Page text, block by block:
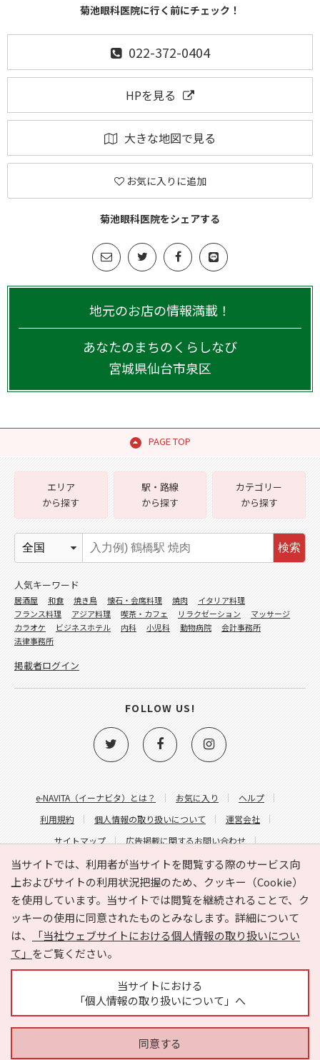
菊池眼科医院に行く前にチェック！
022-372-0404
HPを見る
大きな地図で見る
お気に入りに追加
菊池眼科医院をシェアする
地元のお店の情報満載！
あなたのまちのくらしなび
宮城県仙台市泉区
PAGE TOP
当サイトでは、利用者が当サイトを閲覧する際のサービス向
上およびサイトの利用状況把握のため、クッキー（Cookie）
を使用しています。当サイトでは閲覧を継続されることで、ク
ッキーの使用に同意されたものとみなします。詳細について
は、
「当社ウェブサイトにおける個人情報の取り扱いについ
て」 をご覧ください。
当サイトにおける
「個人情報の取り扱いについて」へ
同意する
e-NAVITA（イーナビタ）とは？ お気に入り
ヘルプ
利用規約
個人情報の取り扱いについて
運営会社
サイトマップ
広告掲載に関するお問い合わせ
サイトの内容に関するお問い合わせ
エリア
から探す
駅・路線
から探す
カテゴリー
から探す
検索
人気キーワード
居酒屋 和食 焼き鳥 懐石・会席料理 焼肉
イタリア料理
フランス料理
アジア料理 喫茶・カフェ リラクゼーション
マッサージ
カラオケ
ビジネスホテル 内科 小児科 動物病院
会計事務所
法律事務所
掲載者ログイン
FOLLOW US!
Copyright © HYOJITO.Co.,Ltd. All Rights Reserved.